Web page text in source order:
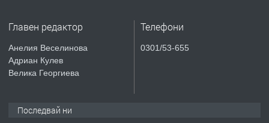
ТЪРСИ
Главен редактор
Анелия Веселинова
Адриан Кулев
Велика Георгиева
Телефони
0301/53-655
Последвай ни